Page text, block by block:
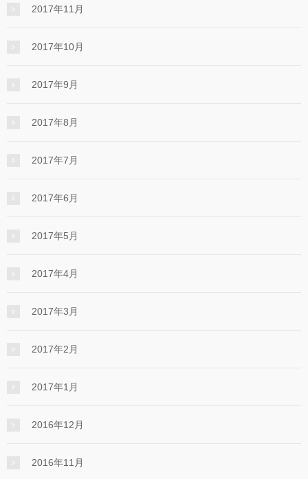
2017年11月
2017年10月
2017年9月
2017年8月
2017年7月
2017年6月
2017年5月
2017年4月
2017年3月
2017年2月
2017年1月
2016年12月
2016年11月